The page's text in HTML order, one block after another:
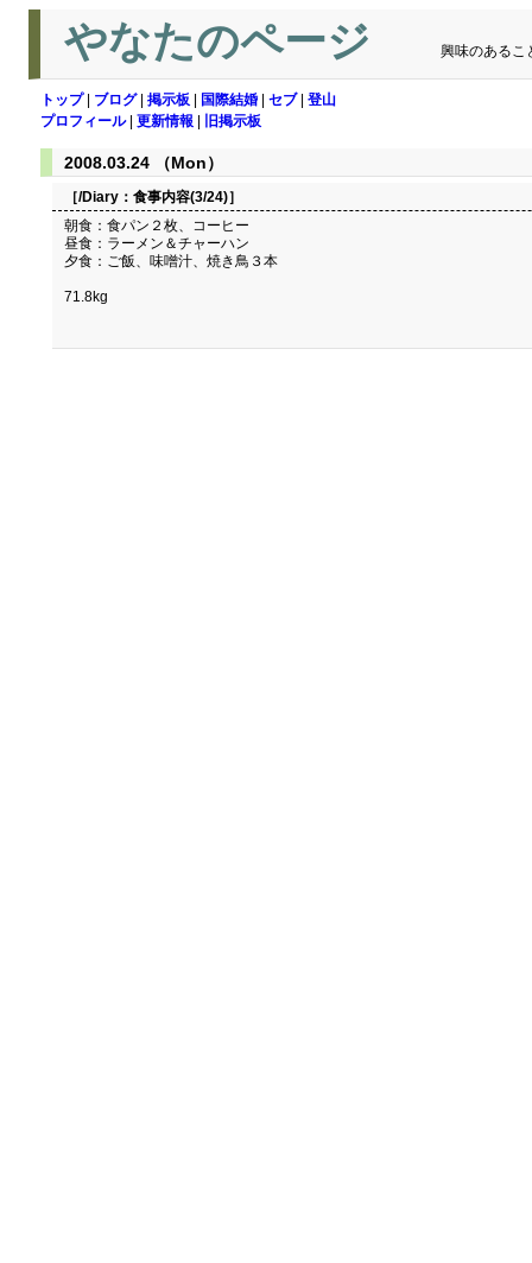
やなたのページ 興味のあるこ
トップ| ブログ| 掲示板 国際結婚 セブ| 登山
プロフィール| 更新情報 旧掲示板
2008.03.24 （Mon）
［/Diary： 食事内容(3/24)］
朝食：食パン２枚、コーヒー
昼食：ラーメン＆チャーハン
夕食：ご飯、味噌汁、焼き鳥３本
71.8kg